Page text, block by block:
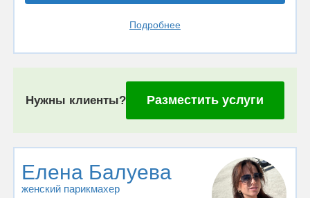
Подробнее
Нужны клиенты? Разместить услуги
Елена Балуева
женский парикмахер